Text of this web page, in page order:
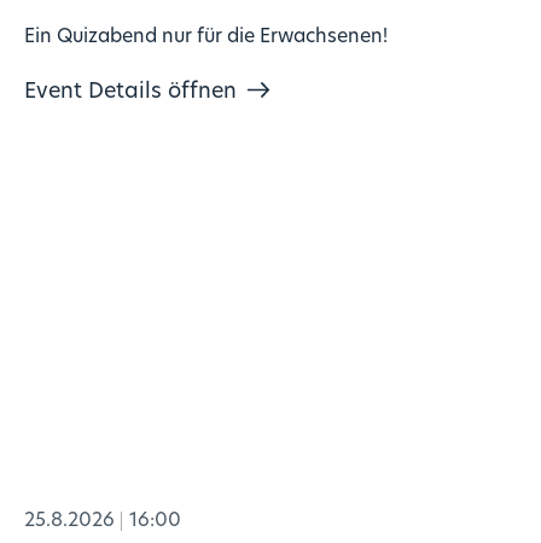
Ein Quizabend nur für die Erwachsenen!
Event Details öffnen
25.8.2026 16:00